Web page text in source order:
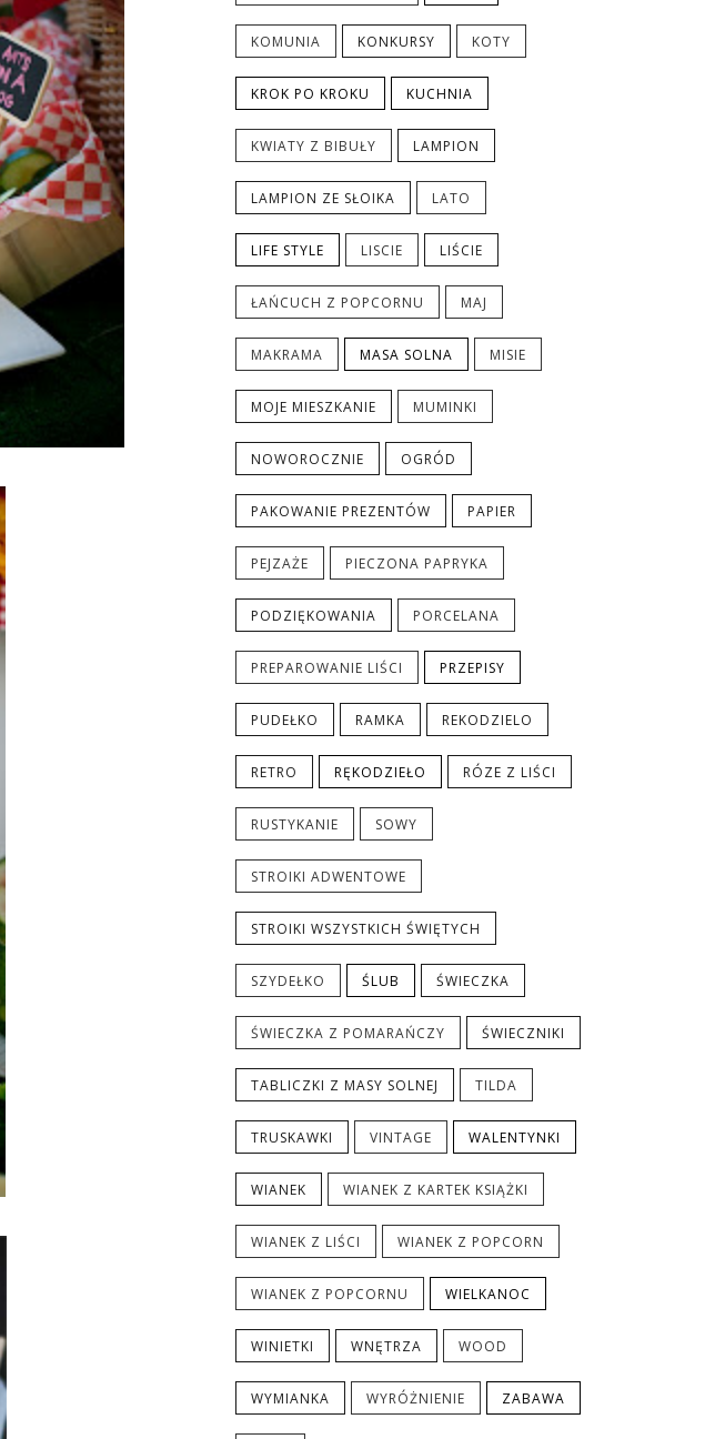
KOMUNIA KONKURSY KOTY
KROK PO KROKU KUCHNIA
KWIATY Z BIBUŁY LAMPION
LAMPION ZE SŁOIKA LATO
LIFE STYLE LISCIE LIŚCIE
ŁAŃCUCH Z POPCORNU MAJ
MAKRAMA MASA SOLNA MISIE
MOJE MIESZKANIE MUMINKI
NOWOROCZNIE OGRÓD
PAKOWANIE PREZENTÓW PAPIER
PEJZAŻE PIECZONA PAPRYKA
PODZIĘKOWANIA PORCELANA
PREPAROWANIE LIŚCI PRZEPISY
PUDEŁKO RAMKA REKODZIELO
RETRO RĘKODZIEŁO RÓZE Z LIŚCI
RUSTYKANIE SOWY
STROIKI ADWENTOWE
STROIKI WSZYSTKICH ŚWIĘTYCH
SZYDEŁKO ŚLUB ŚWIECZKA
ŚWIECZKA Z POMARAŃCZY ŚWIECZNIKI
TABLICZKI Z MASY SOLNEJ TILDA
TRUSKAWKI VINTAGE WALENTYNKI
WIANEK WIANEK Z KARTEK KSIĄŻKI
WIANEK Z LIŚCI WIANEK Z POPCORN
WIANEK Z POPCORNU WIELKANOC
WINIETKI WNĘTRZA WOOD
WYMIANKA WYRÓŻNIENIE ZABAWA